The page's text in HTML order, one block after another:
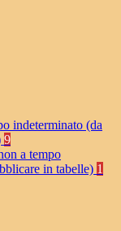
indeterminato (da
9
a tempo
in tabelle) 1